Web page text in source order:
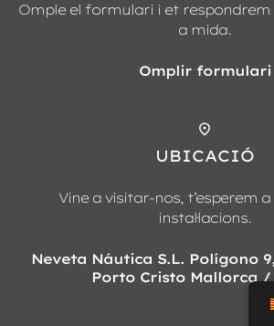
Omple el formulari i et
a mida.
Omplir formulari
UBICACIÓ
Vine a visitar-nos, t’esperem
instal·lacions.
Neveta Náutica S.L. Polígono
Porto Cristo Mallorca /